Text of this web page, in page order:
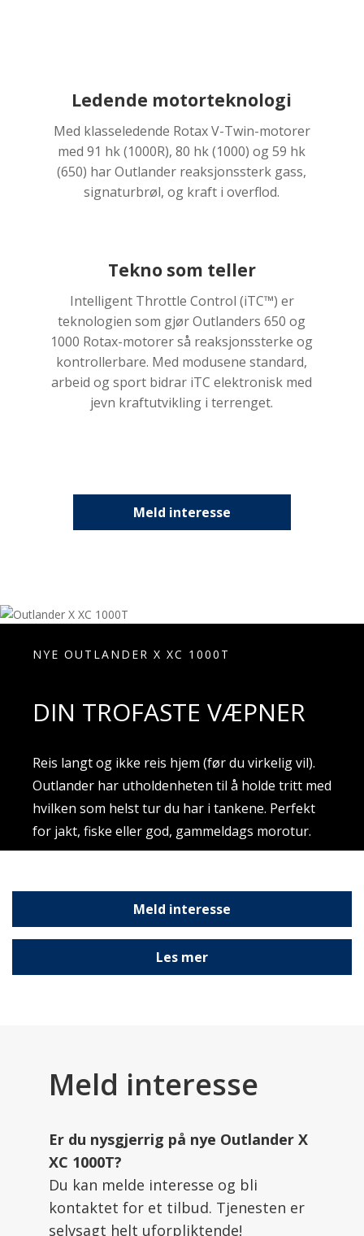
Ledende motorteknologi
Med klasseledende Rotax V-Twin-motorer
med 91 hk (1000R), 80 hk (1000) og 59 hk
(650) har Outlander reaksjonssterk gass,
signaturbrøl, og kraft i overflod.
Tekno som teller
Intelligent Throttle Control (iTC™️) er
teknologien som gjør Outlanders 650 og
1000 Rotax-motorer så reaksjonssterke og
kontrollerbare. Med modusene standard,
arbeid og sport bidrar iTC elektronisk med
jevn kraftutvikling i terrenget.
Meld interesse
NYE OUTLANDER X XC 1000T
DIN TROFASTE VÆPNER
Reis langt og ikke reis hjem (før du virkelig vil).
Outlander har utholdenheten til å holde tritt med
hvilken som helst tur du har i tankene. Perfekt
for jakt, fiske eller god, gammeldags morotur.
Meld interesse
Les mer
Meld interesse
Er du nysgjerrig på nye Outlander X
XC 1000T?
Du kan melde interesse og bli
kontaktet for et tilbud. Tjenesten er
selvsagt helt uforpliktende!